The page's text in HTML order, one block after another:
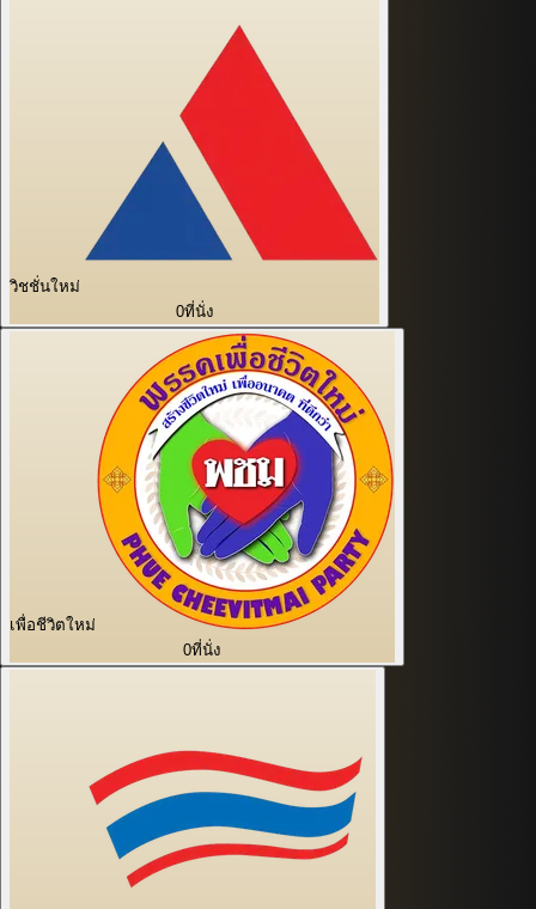
วิชชั่นใหม่
0ที่นั่ง
เพื่อชีวิตใหม่
0ที่นั่ง